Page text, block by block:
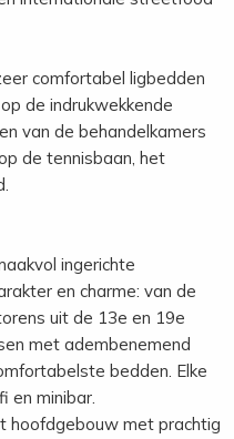
comfortabel ligbedden
de indrukwekkende
van de behandelkamers
de tennisbaan, het
ingerichte
en charme: van de
uit de 13e en 19e
met adembenemend
bedden. Elke
en minibar.
hoofdgebouw met prachtig